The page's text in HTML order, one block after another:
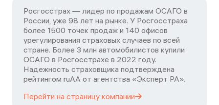
Росгосстрах — лидер по продажам ОСАГО в
России, уже 98 лет на рынке. У Росгосстраха
более 1500 точек продаж и 140 офисов
урегулирования страховых случаев по всей
стране. Более 3 млн автомобилистов купили
ОСАГО в Росгосстрахе в 2022 году.
Надежность страховщика подтверждена
рейтингом ruАА от агентства «Эксперт РА».
Перейти на страницу компании